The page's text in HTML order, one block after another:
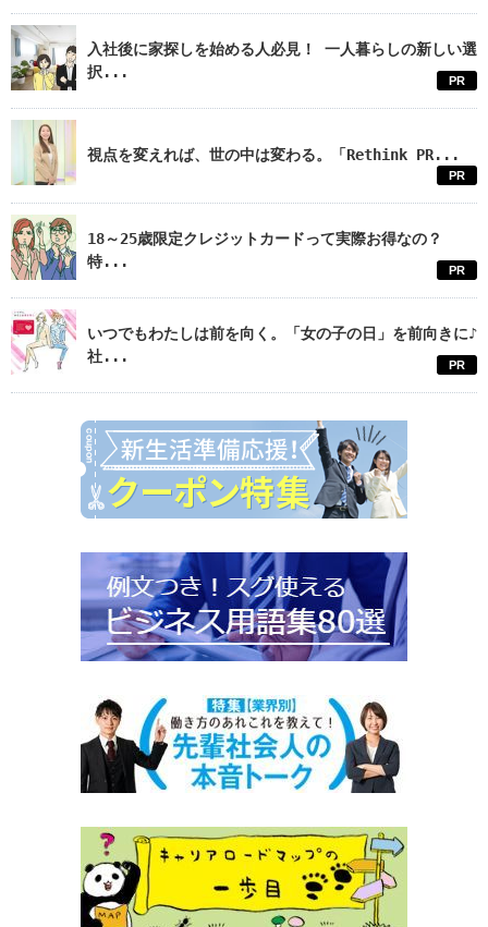
入社後に家探しを始める人必見！ 一人暮らしの新しい選
択...
PR
視点を変えれば、世の中は変わる。「Rethink PR...
PR
18～25歳限定クレジットカードって実際お得なの？
特...
PR
いつでもわたしは前を向く。「女の子の日」を前向きに♪
社...
PR